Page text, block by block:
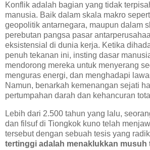
Konflik adalah bagian yang tidak
manusia. Baik dalam skala makro
geopolitik antarnegara, maupun dalam
perebutan pangsa pasar
eksistensial di dunia kerja. Ketika
penuh tekanan ini, insting dasar
mendorong mereka untuk menyerang
menguras energi, dan menghadapi
Namun, benarkah kemenangan sejati
pertumpahan darah dan kehancuran
Lebih dari 2.500 tahun yang lalu,
dan filsuf di Tiongkok kuno telah
tersebut dengan sebuah tesis yang
tertinggi adalah menaklukkan musuh